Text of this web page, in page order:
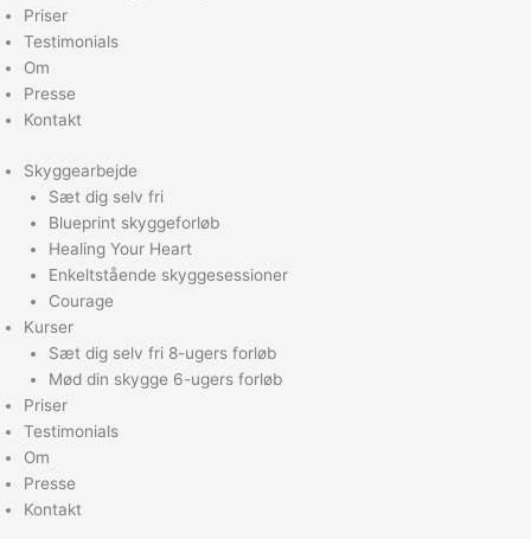
Priser
Testimonials
Om
Presse
Kontakt
Skyggearbejde
Sæt dig selv fri
Blueprint skyggeforløb
Healing Your Heart
Enkeltstående skyggesessioner
Courage
Kurser
Sæt dig selv fri 8-ugers forløb
Mød din skygge 6-ugers forløb
Priser
Testimonials
Om
Presse
Kontakt